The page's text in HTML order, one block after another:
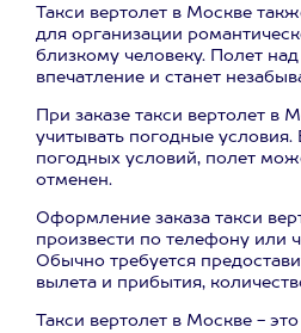
Такси вертолет в Москве
для организации
близкому человеку. Полет
впечатление и станет
При заказе такси вертолет в
учитывать погодные
погодных условий, полет
отменен.
Оформление заказа такси
произвести по телефону или
Обычно требуется
вылета и прибытия,
Такси вертолет в Москве -